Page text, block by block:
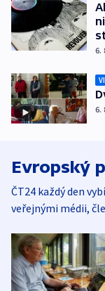
6.
6.
Evropský
ČT24 každý den
veřejnými médii,